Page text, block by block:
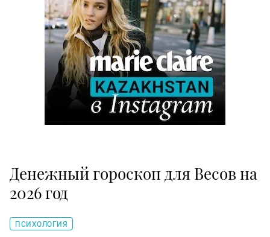
Денежный гороскоп для Весов на
2026 год
ПСИХОЛОГИЯ